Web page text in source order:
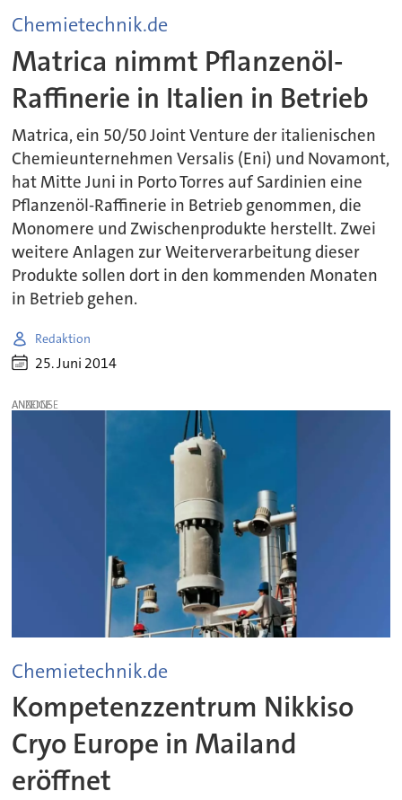
Chemietechnik.de
Matrica nimmt Pflanzenöl-
Raffinerie in Italien in Betrieb
Matrica, ein 50/50 Joint Venture der italienischen
Chemieunternehmen Versalis (Eni) und Novamont,
hat Mitte Juni in Porto Torres auf Sardinien eine
Pflanzenöl-Raffinerie in Betrieb genommen, die
Monomere und Zwischenprodukte herstellt. Zwei
weitere Anlagen zur Weiterverarbeitung dieser
Produkte sollen dort in den kommenden Monaten
in Betrieb gehen.
Redaktion
25. Juni 2014
ANZEIGE
Chemietechnik.de
Kompetenzzentrum Nikkiso
Cryo Europe in Mailand
eröffnet